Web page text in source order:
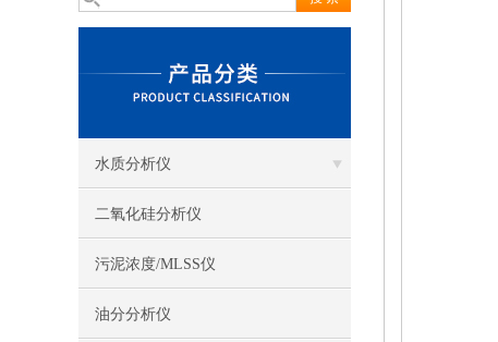
水质分析仪
二氧化硅分析仪
污泥浓度/MLSS仪
油分分析仪